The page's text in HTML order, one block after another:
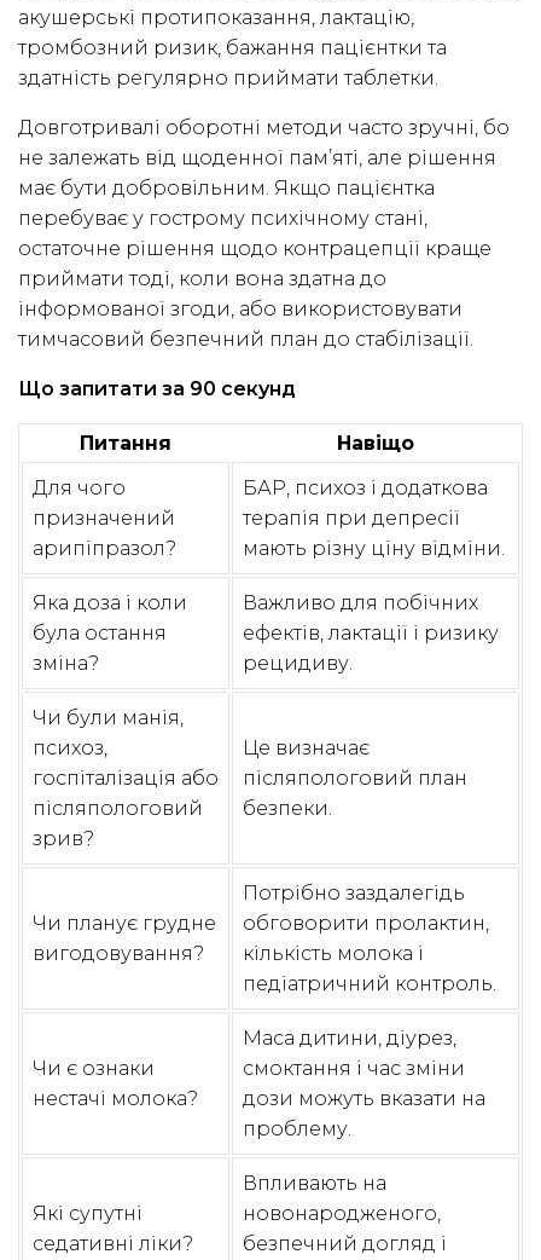
акушерські протипоказання, лактацію,
тромбозний ризик, бажання пацієнтки та
здатність регулярно приймати таблетки.
Довготривалі оборотні методи часто зручні, бо
не залежать від щоденної пам’яті, але рішення
має бути добровільним. Якщо пацієнтка
перебуває у гострому психічному стані,
остаточне рішення щодо контрацепції краще
приймати тоді, коли вона здатна до
інформованої згоди, або використовувати
тимчасовий безпечний план до стабілізації.
Що запитати за 90 секунд
Питання
Навіщо
Для чого
призначений
арипіпразол?
БАР, психоз і додаткова
терапія при депресії
мають різну ціну відміни.
Яка доза і коли
була остання
зміна?
Важливо для побічних
ефектів, лактації і ризику
рецидиву.
Чи були манія,
психоз,
госпіталізація або
післяпологовий
зрив?
Це визначає
післяпологовий план
безпеки.
Чи планує грудне
вигодовування?
Потрібно заздалегідь
обговорити пролактин,
кількість молока і
педіатричний контроль.
Чи є ознаки
нестачі молока?
Маса дитини, діурез,
смоктання і час зміни
дози можуть вказати на
проблему.
Які супутні
седативні ліки?
Впливають на
новонародженого,
безпечний догляд і